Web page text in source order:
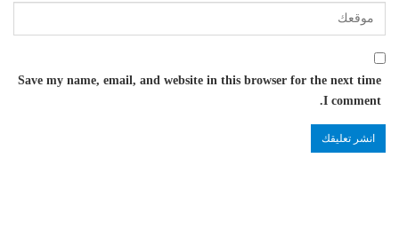
Save my name, email, and website in this browser for the next time
I comment.